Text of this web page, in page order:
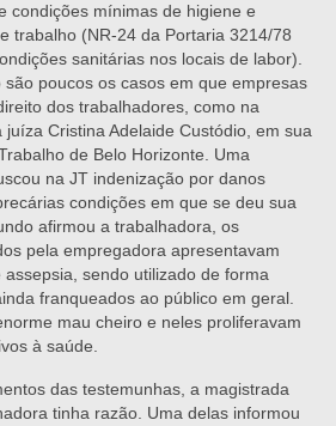
condições mínimas de higiene e
trabalho (NR-24 da Portaria 3214/78
sanitárias nos locais de labor).
poucos os casos em que empresas
dos trabalhadores, como na
Cristina Adelaide Custódio, em sua
de Belo Horizonte. Uma
na JT indenização por danos
condições em que se deu sua
afirmou a trabalhadora, os
pela empregadora apresentavam
sendo utilizado de forma
franqueados ao público em geral.
mau cheiro e neles proliferavam
à saúde.
das testemunhas, a magistrada
tinha razão. Uma delas informou